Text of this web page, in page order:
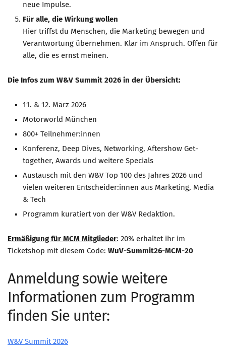
neue Impulse.
Für alle, die Wirkung wollen
Hier triffst du Menschen, die Marketing bewegen und
Verantwortung übernehmen. Klar im Anspruch. Offen für
alle, die es ernst meinen.
Die Infos zum W&V Summit 2026 in der Übersicht:
11. & 12. März 2026
Motorworld München
800+ Teilnehmer:innen
Konferenz, Deep Dives, Networking, Aftershow Get-
together, Awards und weitere Specials
Austausch mit den W&V Top 100 des Jahres 2026 und
vielen weiteren Entscheider:innen aus Marketing, Media
& Tech
Programm kuratiert von der W&V Redaktion.
Ermäßigung für MCM Mitglieder: 20% erhaltet ihr im
Ticketshop mit diesem Code: WuV-Summit26-MCM-20
Anmeldung sowie weitere
Informationen zum Programm
finden Sie unter:
W&V Summit 2026